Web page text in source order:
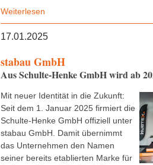
Weiterlesen
17.01.2025
stabau GmbH
Aus Schulte-Henke GmbH wird ab
Mit neuer Identität in die Zukunft:
Seit dem 1. Januar 2025 firmiert die
Schulte-Henke GmbH offiziell unter
stabau GmbH. Damit übernimmt
das Unternehmen den Namen
seiner bereits etablierten Marke für